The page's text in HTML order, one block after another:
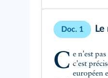
Doc. 1
Ce n'est pas le Parlement européen qui veille à la bonne application des traités puisque c'est
européen